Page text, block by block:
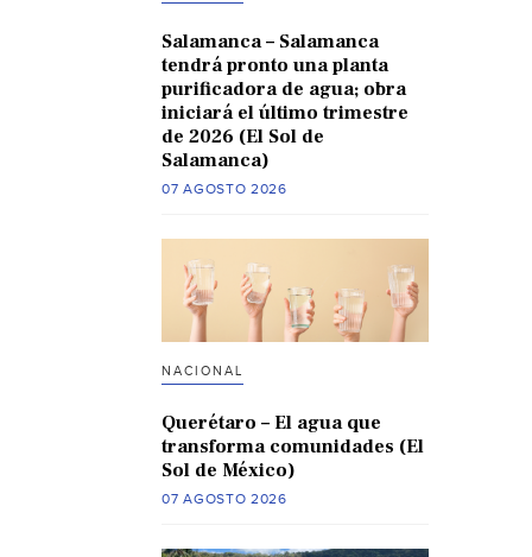
Salamanca – Salamanca
tendrá pronto una planta
purificadora de agua; obra
iniciará el último trimestre
de 2026 (El Sol de
Salamanca)
07 AGOSTO 2026
NACIONAL
Querétaro – El agua que
transforma comunidades (El
Sol de México)
07 AGOSTO 2026